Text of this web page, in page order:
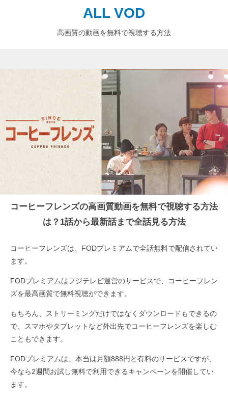
ALL VOD
高画質の動画を無料で視聴する方法
コーヒーフレンズの高画質動画を無料で視聴する方法
は？1話から最新話まで全話見る方法
コーヒーフレンズは、FODプレミアムで全話無料で配信されてい
ます。
FODプレミアムはフジテレビ運営のサービスで、コーヒーフレン
ズを最高画質で無料視聴ができます。
もちろん、ストリーミングだけではなくダウンロードもできるの
で、スマホやタブレットなど外出先でコーヒーフレンズを楽しむ
こともできます。
FODプレミアムは、本当は月額888円と有料のサービスですが、
今なら2週間お試し無料で利用できるキャンペーンを開催してい
ます。